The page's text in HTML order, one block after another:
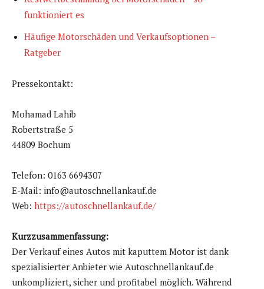
funktioniert es
Häufige Motorschäden und Verkaufsoptionen –
Ratgeber
Pressekontakt:
Mohamad Lahib
Robertstraße 5
44809 Bochum
Telefon: 0163 6694307
E-Mail: info@autoschnellankauf.de
Web: https://autoschnellankauf.de/
Kurzzusammenfassung:
Der Verkauf eines Autos mit kaputtem Motor ist dank
spezialisierter Anbieter wie Autoschnellankauf.de
unkompliziert, sicher und profitabel möglich. Während